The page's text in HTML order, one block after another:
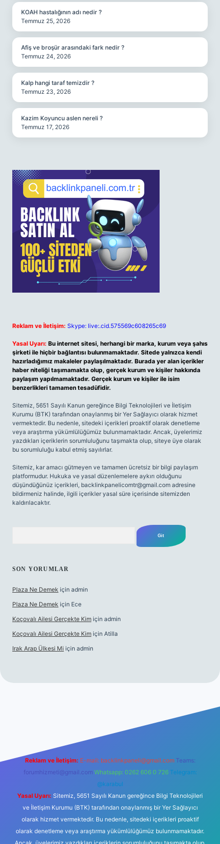
KOAH hastalığının adı nedir ?
Temmuz 25, 2026
Afiş ve broşür arasındaki fark nedir ?
Temmuz 24, 2026
Kalp hangi taraf temizdir ?
Temmuz 23, 2026
Kazim Koyuncu aslen nereli ?
Temmuz 17, 2026
Reklam ve İletişim: Skype: live:.cid.575569c608265c69
Yasal Uyarı: Bu internet sitesi, herhangi bir marka, kurum veya şahıs
şirketi ile hiçbir bağlantısı bulunmamaktadır. Sitede yalnızca kendi
hazırladığımız makaleler paylaşılmaktadır. Burada yer alan içerikler
haber niteliği taşımamakta olup, gerçek kurum ve kişiler hakkında
paylaşım yapılmamaktadır. Gerçek kurum ve kişiler ile isim
benzerlikleri tamamen tesadüfidir.
Sitemiz, 5651 Sayılı Kanun gereğince Bilgi Teknolojileri ve İletişim
Kurumu (BTK) tarafından onaylanmış bir Yer Sağlayıcı olarak hizmet
vermektedir. Bu nedenle, sitedeki içerikleri proaktif olarak denetleme
veya araştırma yükümlülüğümüz bulunmamaktadır. Ancak, üyelerimiz
yazdıkları içeriklerin sorumluluğunu taşımakta olup, siteye üye olarak
bu sorumluluğu kabul etmiş sayılırlar.
Sitemiz, kar amacı gütmeyen ve tamamen ücretsiz bir bilgi paylaşım
platformudur. Hukuka ve yasal düzenlemelere aykırı olduğunu
düşündüğünüz içerikleri, backlinkpanelicomtr@gmail.com adresine
bildirmeniz halinde, ilgili içerikler yasal süre içerisinde sitemizden
kaldırılacaktır.
SON YORUMLAR
Plaza Ne Demek için admin
Plaza Ne Demek için Ece
Koçovalı Ailesi Gerçekte Kim için admin
Koçovalı Ailesi Gerçekte Kim için Atilla
Irak Arap Ülkesi Mi için admin
Reklam ve İletişim: E-mail: backlinkpaneli@gmail.com Teams:
forumhizmeti@gmail.com Whatsapp: 0262 606 0 726 Telegram:
@karabul
Yasal Uyarı: Sitemiz, 5651 Sayılı Kanun gereğince Bilgi Teknolojileri
ve İletişim Kurumu (BTK) tarafından onaylanmış bir Yer Sağlayıcı
olarak hizmet vermektedir. Bu nedenle, sitedeki içerikleri proaktif
olarak denetleme veya araştırma yükümlülüğümüz bulunmamaktadır.